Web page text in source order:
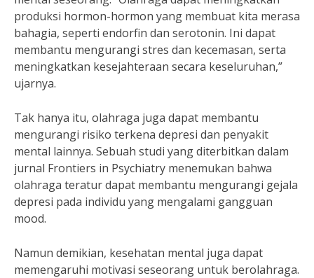
produksi hormon-hormon yang membuat kita merasa
bahagia, seperti endorfin dan serotonin. Ini dapat
membantu mengurangi stres dan kecemasan, serta
meningkatkan kesejahteraan secara keseluruhan,”
ujarnya.
Tak hanya itu, olahraga juga dapat membantu
mengurangi risiko terkena depresi dan penyakit
mental lainnya. Sebuah studi yang diterbitkan dalam
jurnal Frontiers in Psychiatry menemukan bahwa
olahraga teratur dapat membantu mengurangi gejala
depresi pada individu yang mengalami gangguan
mood.
Namun demikian, kesehatan mental juga dapat
memengaruhi motivasi seseorang untuk berolahraga.